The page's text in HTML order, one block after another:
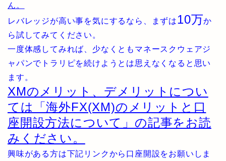
ん。
レバレッジが高い事を気にするなら、まずは10万か
ら試してみてください。
一度体感してみれば、少なくともマネースクウェアジ
ャパンでトラリピを続けようとは思えなくなると思い
ます。
XMのメリット、デメリットについ
ては「海外FX(XM)のメリットと口
座開設方法について」の記事をお読
みください。
興味がある方は下記リンクから口座開設をお願いしま